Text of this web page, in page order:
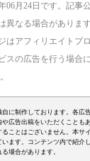
06月24日です。記事
異なる場合がありま
はアフィリエイトプ
スの広告を行う場合
に制作しております。各広
広告出稿をいただくことも
ことはございません。本サ
います。コンテンツ内で紹介
場合があります。